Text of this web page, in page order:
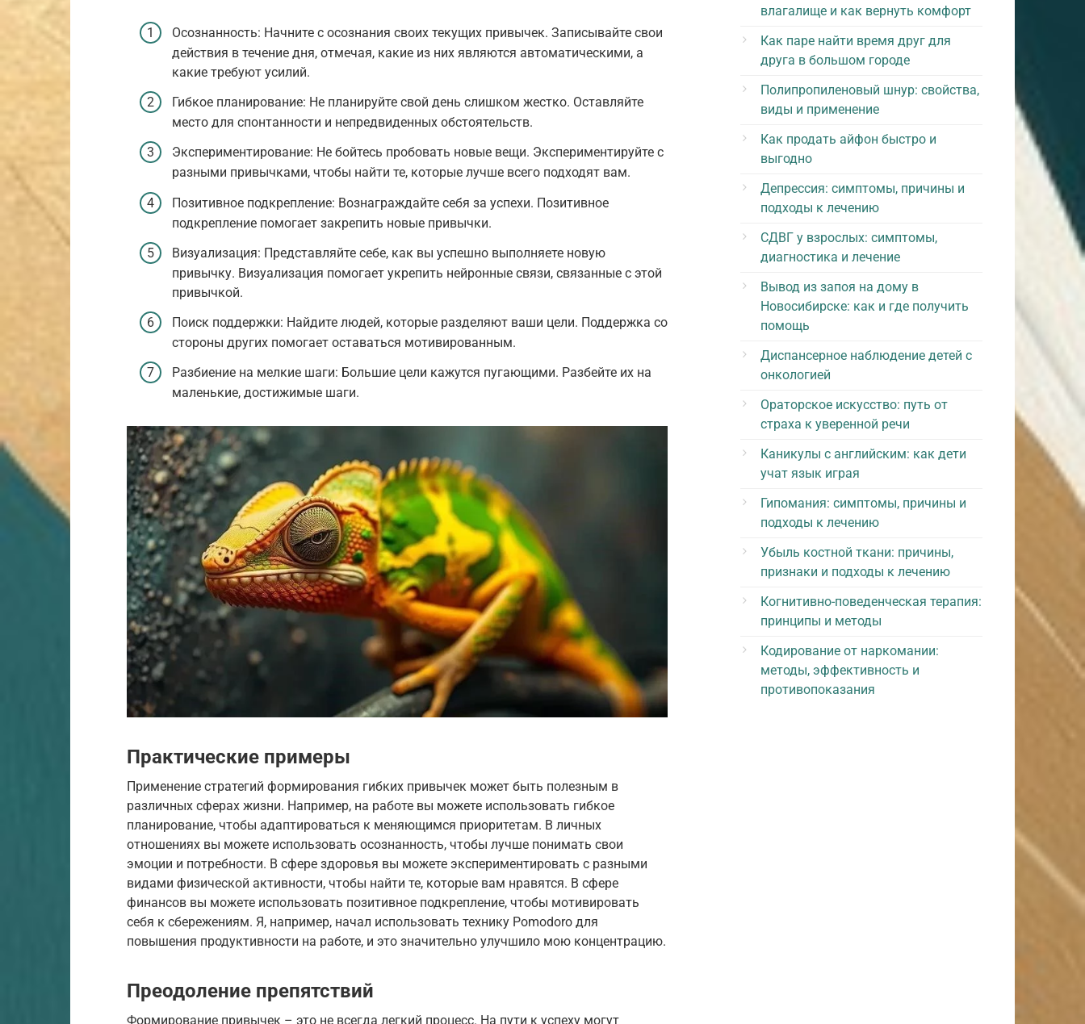
Осознанность: Начните с осознания своих текущих привычек. Записывайте свои
действия в течение дня, отмечая, какие из них являются автоматическими, а
какие требуют усилий.
Гибкое планирование: Не планируйте свой день слишком жестко. Оставляйте
место для спонтанности и непредвиденных обстоятельств.
Экспериментирование: Не бойтесь пробовать новые вещи. Экспериментируйте с
разными привычками, чтобы найти те, которые лучше всего подходят вам.
Позитивное подкрепление: Вознаграждайте себя за успехи. Позитивное
подкрепление помогает закрепить новые привычки.
Визуализация: Представляйте себе, как вы успешно выполняете новую
привычку. Визуализация помогает укрепить нейронные связи, связанные с этой
привычкой.
Поиск поддержки: Найдите людей, которые разделяют ваши цели. Поддержка со
стороны других помогает оставаться мотивированным.
Разбиение на мелкие шаги: Большие цели кажутся пугающими. Разбейте их на
маленькие, достижимые шаги.
Практические примеры
Применение стратегий формирования гибких привычек может быть полезным в
различных сферах жизни. Например, на работе вы можете использовать гибкое
планирование, чтобы адаптироваться к меняющимся приоритетам. В личных
отношениях вы можете использовать осознанность, чтобы лучше понимать свои
эмоции и потребности. В сфере здоровья вы можете экспериментировать с разными
видами физической активности, чтобы найти те, которые вам нравятся. В сфере
финансов вы можете использовать позитивное подкрепление, чтобы мотивировать
себя к сбережениям. Я, например, начал использовать технику Pomodoro для
повышения продуктивности на работе, и это значительно улучшило мою концентрацию.
Преодоление препятствий
Формирование привычек – это не всегда легкий процесс. На пути к успеху могут
влагалище и как вернуть комфорт
Как паре найти время друг для
друга в большом городе
Полипропиленовый шнур: свойства,
виды и применение
Как продать айфон быстро и
выгодно
Депрессия: симптомы, причины и
подходы к лечению
СДВГ у взрослых: симптомы,
диагностика и лечение
Вывод из запоя на дому в
Новосибирске: как и где получить
помощь
Диспансерное наблюдение детей с
онкологией
Ораторское искусство: путь от
страха к уверенной речи
Каникулы с английским: как дети
учат язык играя
Гипомания: симптомы, причины и
подходы к лечению
Убыль костной ткани: причины,
признаки и подходы к лечению
Когнитивно-поведенческая терапия:
принципы и методы
Кодирование от наркомании:
методы, эффективность и
противопоказания